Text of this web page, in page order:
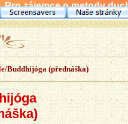
Pro zájemce o metody
/Buddhijóga (přednáška)